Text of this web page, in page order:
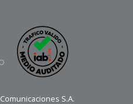
S.A.